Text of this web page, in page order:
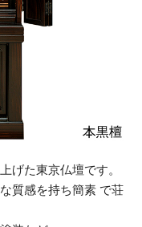
げた東京仏壇です。
質感を持ち簡素 で荘